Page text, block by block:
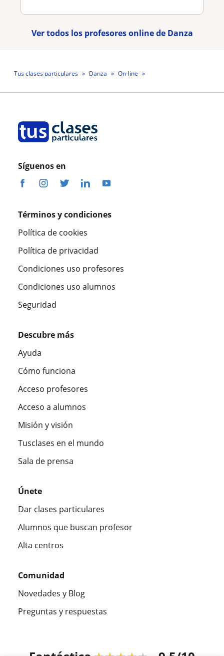
Ver todos los profesores online de Danza
Tus clases particulares Danza
On-line
Síguenos en
Términos y condiciones
Política de cookies
Política de privacidad
Condiciones uso profesores
Condiciones uso alumnos
Seguridad
Descubre más
Ayuda
Cómo funciona
Acceso profesores
Acceso a alumnos
Misión y visión
Tusclases en el mundo
Sala de prensa
Únete
Dar clases particulares
Alumnos que buscan profesor
Alta centros
Comunidad
Novedades y Blog
Preguntas y respuestas